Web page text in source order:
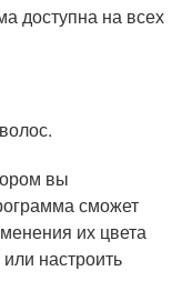
доступна на всех
вы
сможет
их цвета
настроить